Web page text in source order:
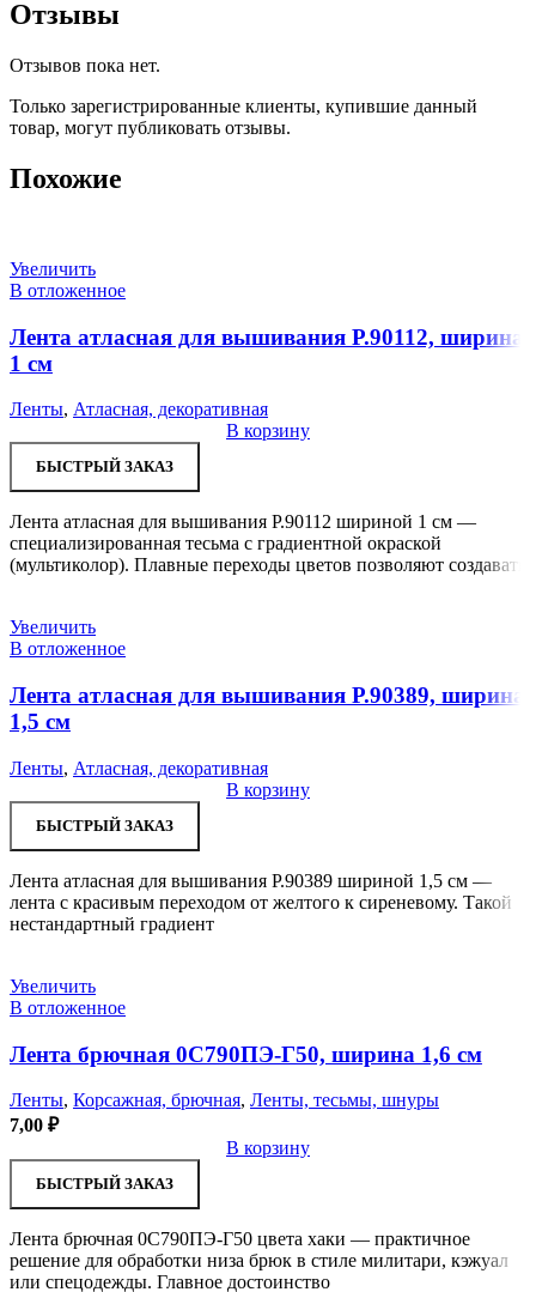
Отзывы
Отзывов пока нет.
Только зарегистрированные клиенты, купившие данный
товар, могут публиковать отзывы.
Похожие
Увеличить
В отложенное
Лента атласная для вышивания Р.90112, ширина
1 см
Ленты, Атласная, декоративная
В корзину
БЫСТРЫЙ ЗАКАЗ
Лента атласная для вышивания Р.90112 шириной 1 см —
специализированная тесьма с градиентной окраской
(мультиколор). Плавные переходы цветов позволяют создавать
Увеличить
В отложенное
Лента атласная для вышивания Р.90389, ширина
1,5 см
Ленты, Атласная, декоративная
В корзину
БЫСТРЫЙ ЗАКАЗ
Лента атласная для вышивания Р.90389 шириной 1,5 см —
лента с красивым переходом от желтого к сиреневому. Такой
нестандартный градиент
Увеличить
В отложенное
Лента брючная 0С790ПЭ-Г50, ширина 1,6 см
Ленты, Корсажная, брючная, Ленты, тесьмы, шнуры
7,00 ₽
В корзину
БЫСТРЫЙ ЗАКАЗ
Лента брючная 0С790ПЭ-Г50 цвета хаки — практичное
решение для обработки низа брюк в стиле милитари, кэжуал
или спецодежды. Главное достоинство